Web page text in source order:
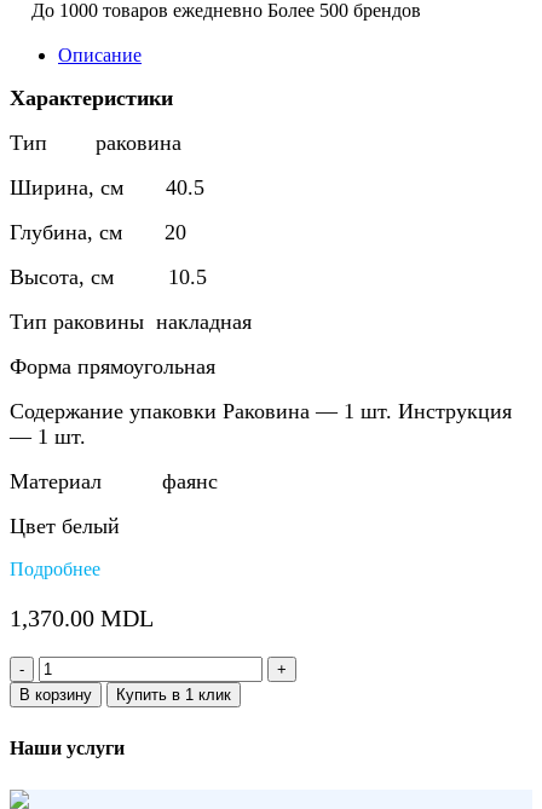
До 1000 товаров ежедневно Более 500 брендов
Описание
Характеристики
Тип раковина
Ширина, см 40.5
Глубина, см 20
Высота, см 10.5
Тип раковины накладная
Форма прямоугольная
Содержание упаковки Раковина — 1 шт. Инструкция
— 1 шт.
Материал фаянс
Цвет белый
Подробнее
1,370.00 MDL
Количество:
В корзину Купить в 1 клик
Наши услуги